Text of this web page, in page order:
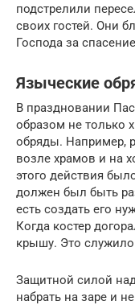
подстрелили
своих гостей. Они
Господа за
Языческие
В праздновании
образом не только
обряды. Например,
возле храмов и на
этого действия
должен был быть
есть создать его
Когда костер
крышу. Это служило
Защитной силой
набрать на заре и